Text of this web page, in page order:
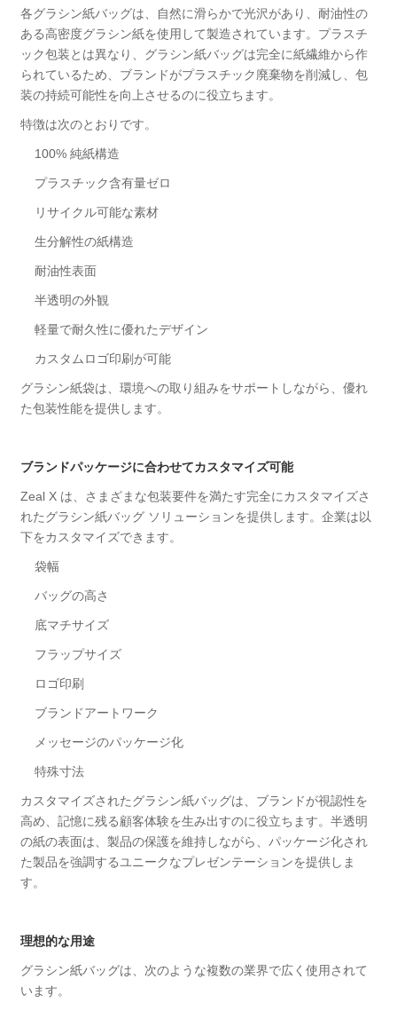
各グラシン紙バッグは、自然に滑らかで光沢があり、耐油性の
ある高密度グラシン紙を使用して製造されています。プラスチ
ック包装とは異なり、グラシン紙バッグは完全に紙繊維から作
られているため、ブランドがプラスチック廃棄物を削減し、包
装の持続可能性を向上させるのに役立ちます。
特徴は次のとおりです。
100% 純紙構造
プラスチック含有量ゼロ
リサイクル可能な素材
生分解性の紙構造
耐油性表面
半透明の外観
軽量で耐久性に優れたデザイン
カスタムロゴ印刷が可能
グラシン紙袋は、環境への取り組みをサポートしながら、優れ
た包装性能を提供します。
ブランドパッケージに合わせてカスタマイズ可能
Zeal X は、さまざまな包装要件を満たす完全にカスタマイズさ
れたグラシン紙バッグ ソリューションを提供します。企業は以
下をカスタマイズできます。
袋幅
バッグの高さ
底マチサイズ
フラップサイズ
ロゴ印刷
ブランドアートワーク
メッセージのパッケージ化
特殊寸法
カスタマイズされたグラシン紙バッグは、ブランドが視認性を
高め、記憶に残る顧客体験を生み出すのに役立ちます。半透明
の紙の表面は、製品の保護を維持しながら、パッケージ化され
た製品を強調するユニークなプレゼンテーションを提供しま
す。
理想的な用途
グラシン紙バッグは、次のような複数の業界で広く使用されて
います。